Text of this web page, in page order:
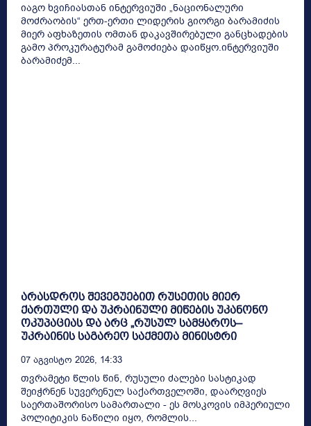
იაგო ხვიჩიასთან ინტერვიუში „ნაციონალური
მოძრაობის“ ერთ-ერთი ლიდერის გიორგი ბარამიძის
მიერ აფხაზეთის ომთან დაკავშირებული განცხადების
გამო პროკურატურამ გამოძიება დაიწყო.ინტერვიუში
ბარამიძემ...
არასდროს შევეგუებით რუსეთის მიერ
ქართული და უკრაინული მიწების უკანონო
ოკუპაციას და არც „რუსულ სამყაროს–
უკრაინის საგარეო საქმეთა მინისტრი
07 Აგვისტო 2026, 14:33
თვრამეტი წლის წინ, რუსული ძალები სასტიკად
შეიჭრნენ სუვერენულ საქართველოში, დაარღვიეს
საერთაშორისო სამართალი - ეს მოსკოვის იმპერიული
პოლიტიკის ნაწილი იყო, რომლის...